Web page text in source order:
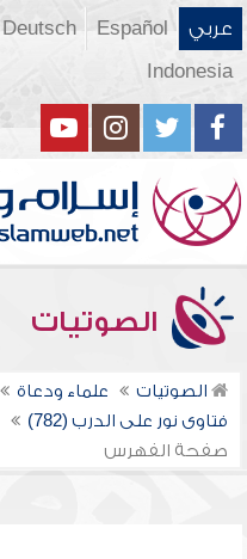
عربي Español
Deutsch
Indonesia
الصوتيات
الصوتيات علماء ودعاة
فتاوى نور على الدرب (782)
صفحة الفهرس